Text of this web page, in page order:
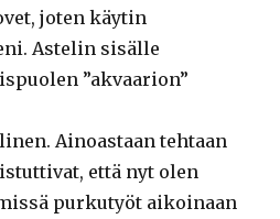
joten käytin
Astelin sisälle
”akvaarion”
Ainoastaan tehtaan
että nyt olen
purkutyöt aikoinaan